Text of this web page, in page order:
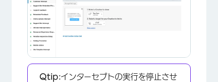
Qtip:インターセプトの実行を停止させ